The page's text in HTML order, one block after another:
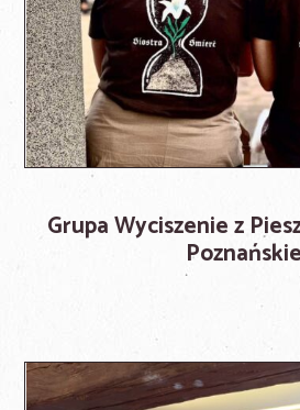
Grupa Wyciszenie z